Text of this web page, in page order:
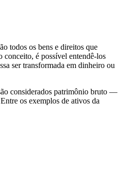
todos os bens e direitos que
conceito, é possível entendê-los
ser transformada em dinheiro ou
considerados patrimônio bruto —
os exemplos de ativos da